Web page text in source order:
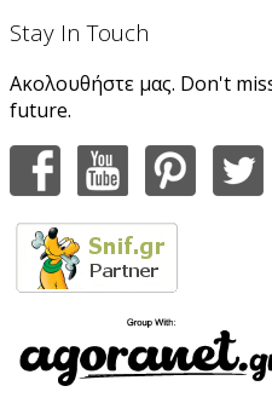
Stay In Touch
Ακολουθήστε μας. Don't
future.